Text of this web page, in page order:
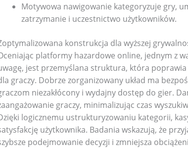
Gadget
(2) Health & Beauty
(52) Kids & Toys(2)
(41) Kitchen and
(5) Mens Fashion(4)
Motywowa nawigowanie kategoryzuje gry,
zatrzymanie i uczestnictwo użytkowników.
konstrukcja dla wyższej
platformy hazardowe online, jednym z
jest przemyślana struktura, która
graczy. Dobrze zorganizowany układ ma
niezakłócony i wydajny dostęp do gier.
graczy, minimalizując czas
logicznemu ustrukturyzowaniu kategorii,
użytkownika. Badania wskazują, że
podejmowanie decyzji i zmniejsza